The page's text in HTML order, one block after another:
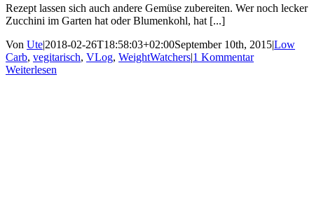
Rezept lassen sich auch andere Gemüse zubereiten. Wer noch lecker
Zucchini im Garten hat oder Blumenkohl, hat [...]
Von Ute|2018-02-26T18:58:03+02:00September 10th, 2015|Low
Carb, vegitarisch, VLog, WeightWatchers|1 Kommentar
Weiterlesen